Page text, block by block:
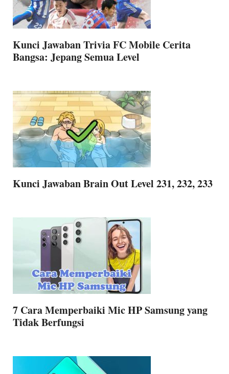
Kunci Jawaban Trivia FC Mobile Cerita
Bangsa: Jepang Semua Level
Kunci Jawaban Brain Out Level 231, 232, 233
7 Cara Memperbaiki Mic HP Samsung yang
Tidak Berfungsi